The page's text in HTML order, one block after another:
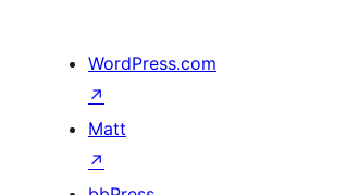
WordPress.com
↗
Matt
↗